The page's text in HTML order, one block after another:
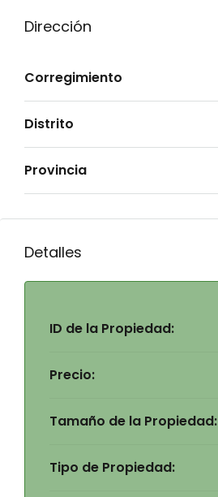
Dirección
Corregimiento
Distrito
Provincia
Detalles
ID de la Propiedad:
Precio:
Tamaño de la Propiedad:
Tipo de Propiedad: